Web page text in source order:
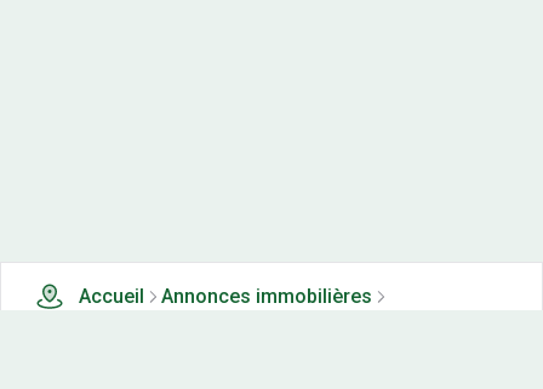
Accueil
Annonces immobilières